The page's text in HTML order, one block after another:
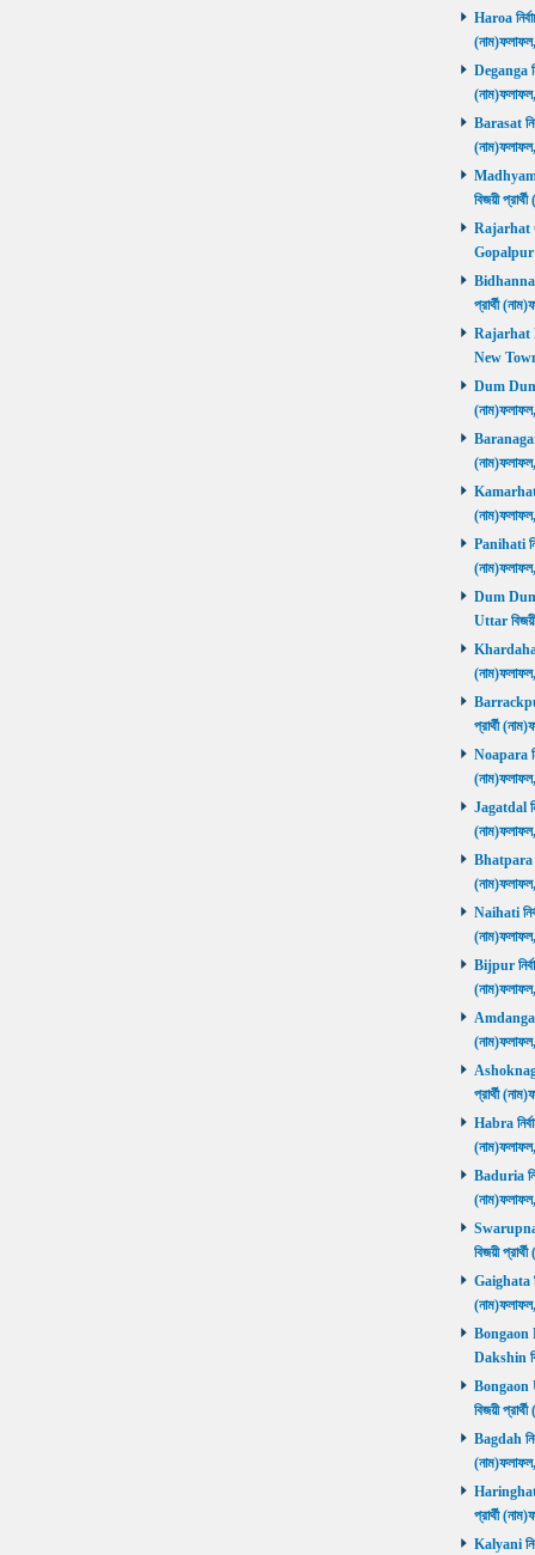
Haroa
Deganga
Barasat
বিজয়ী
Rajarhat
Gopalpur
প্রার্থী
Rajarhat
New Town
Dum Dum
Baranagar
Kamarhati
Panihati
Dum Dum
Uttar
Khardaha
Barrackpur
প্রার্থী
Noapara
Jagatdal
Bhatpara
Naihati
Bijpur
Amdanga
প্রার্থী
Habra
Baduria
বিজয়ী
Gaighata
Bongaon
Dakshin
Bongaon
বিজয়ী
Bagdah
Haringhata
প্রার্থী
Kalyani